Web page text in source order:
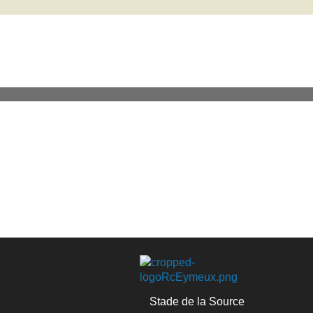
Stade de la Source